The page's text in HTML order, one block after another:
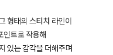
형태의 스티치 라인이
인트로 작용해
있는 감각을 더해주며